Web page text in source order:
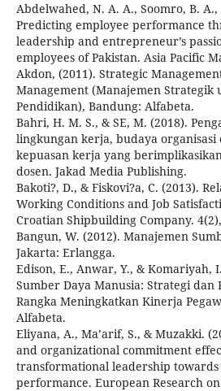
Abdelwahed, N. A. A., Soomro, B. A.,
Predicting employee performance
leadership and entrepreneur’s
employees of Pakistan. Asia Pacific
Akdon, (2011). Strategic
Management (Manajemen Strategik
Pendidikan), Bandung: Alfabeta.
Bahri, H. M. S., & SE, M. (2018).
lingkungan kerja, budaya
kepuasan kerja yang
dosen. Jakad Media Publishing.
Bakoti?, D., & Fiskovi?a, C. (2013).
Working Conditions and Job
Croatian Shipbuilding Company.
Bangun, W. (2012). Manajemen
Jakarta: Erlangga.
Edison, E., Anwar, Y., & Komariyah,
Sumber Daya Manusia: Strategi dan
Rangka Meningkatkan Kinerja
Alfabeta.
Eliyana, A., Ma’arif, S., & Muzakki.
and organizational commitment
transformational leadership towards
performance. European Research